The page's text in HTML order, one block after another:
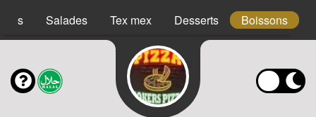
Salades Tex mex Desserts Boissons